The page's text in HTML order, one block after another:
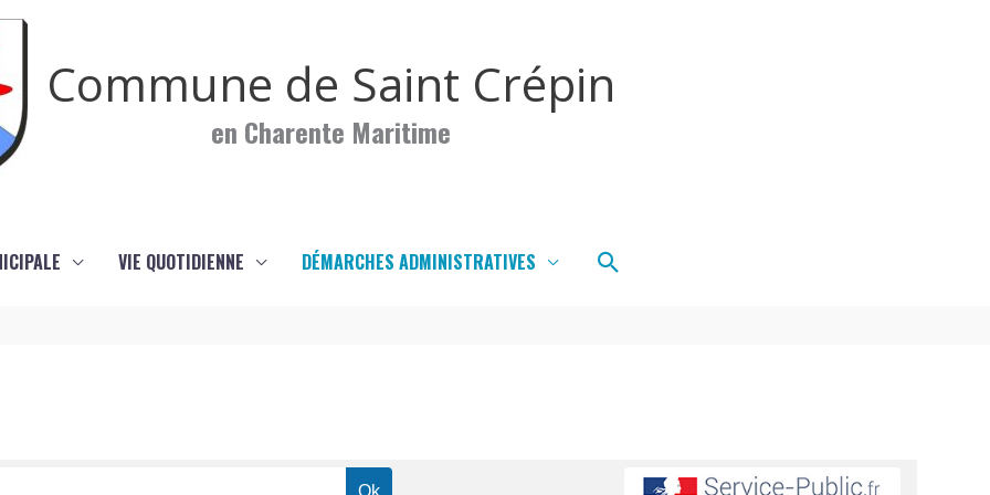
Commune de Saint Crépin
en Charente Maritime
VIE QUOTIDIENNE DÉMARCHES ADMINISTRATIVES Rechercher